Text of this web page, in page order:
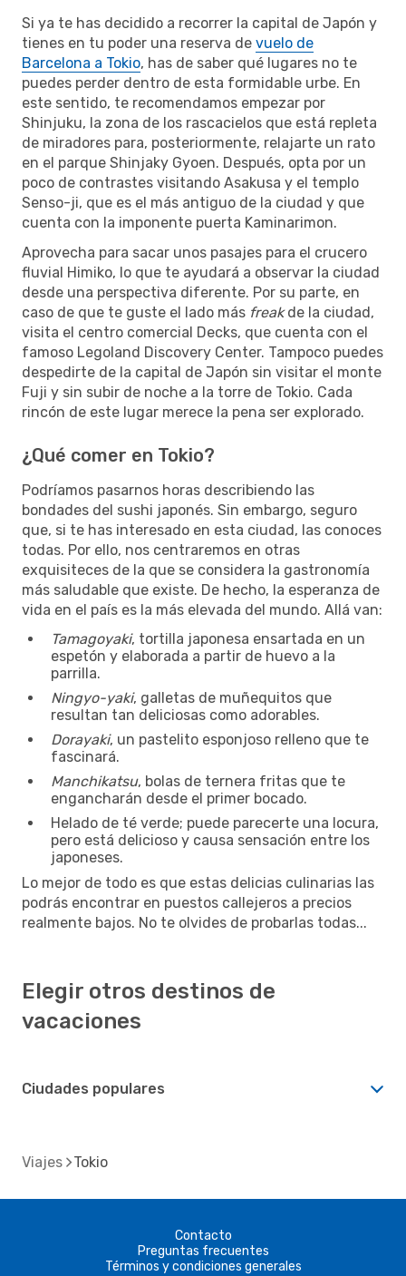
Si ya te has decidido a recorrer la capital de Japón y
tienes en tu poder una reserva de vuelo de
Barcelona a Tokio, has de saber qué lugares no te
puedes perder dentro de esta formidable urbe. En
este sentido, te recomendamos empezar por
Shinjuku, la zona de los rascacielos que está repleta
de miradores para, posteriormente, relajarte un rato
en el parque Shinjaky Gyoen. Después, opta por un
poco de contrastes visitando Asakusa y el templo
Senso-ji, que es el más antiguo de la ciudad y que
cuenta con la imponente puerta Kaminarimon.
Aprovecha para sacar unos pasajes para el crucero
fluvial Himiko, lo que te ayudará a observar la ciudad
desde una perspectiva diferente. Por su parte, en
caso de que te guste el lado más freakde la ciudad,
visita el centro comercial Decks, que cuenta con el
famoso Legoland Discovery Center. Tampoco puedes
despedirte de la capital de Japón sin visitar el monte
Fuji y sin subir de noche a la torre de Tokio. Cada
rincón de este lugar merece la pena ser explorado.
¿Qué comer en Tokio?
Podríamos pasarnos horas describiendo las
bondades del sushi japonés. Sin embargo, seguro
que, si te has interesado en esta ciudad, las conoces
todas. Por ello, nos centraremos en otras
exquisiteces de la que se considera la gastronomía
más saludable que existe. De hecho, la esperanza de
vida en el país es la más elevada del mundo. Allá van:
Tamagoyaki, tortilla japonesa ensartada en un
espetón y elaborada a partir de huevo a la
parrilla.
Ningyo-yaki, galletas de muñequitos que
resultan tan deliciosas como adorables.
Dorayaki, un pastelito esponjoso relleno que te
fascinará.
Manchikatsu, bolas de ternera fritas que te
engancharán desde el primer bocado.
Helado de té verde; puede parecerte una locura,
pero está delicioso y causa sensación entre los
japoneses.
Lo mejor de todo es que estas delicias culinarias las
podrás encontrar en puestos callejeros a precios
realmente bajos. No te olvides de probarlas todas...
Elegir otros destinos de
vacaciones
Ciudades populares
Viajes Tokio
Contacto
Preguntas frecuentes
Términos y condiciones generales